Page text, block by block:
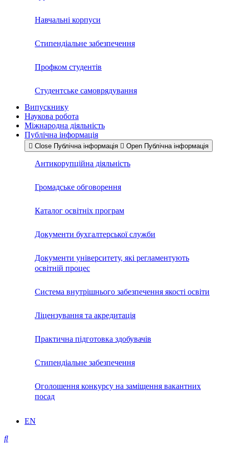
Навчальні корпуси
Стипендіальне забезпечення
Профком студентів
Студентське самоврядування
Випускнику
Наукова робота
Міжнародна діяльність
Публічна інформація
Close Публічна інформація Open Публічна інформація
Антикорупційна діяльність
Громадське обговорення
Каталог освітніх програм
Документи бухгалтерської служби
Документи університету, які регламентують
освітній процес
Система внутрішнього забезпечення якості освіти
Ліцензування та акредитація
Практична підготовка здобувачів
Стипендіальне забезпечення
Оголошення конкурсу на заміщення вакантних
посад
EN